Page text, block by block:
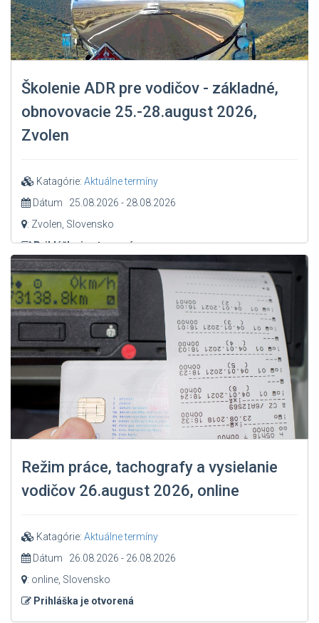
Školenie ADR pre vodičov - základné,
obnovovacie 25.-28.august 2026,
Zvolen
Katagórie: Aktuálne termíny
Dátum 25.08.2026 - 28.08.2026
: Zvolen, Slovensko
Prihláška je otvorená
Režim práce, tachografy a vysielanie
vodičov 26.august 2026, online
Katagórie: Aktuálne termíny
Dátum 26.08.2026 - 26.08.2026
: online, Slovensko
Prihláška je otvorená